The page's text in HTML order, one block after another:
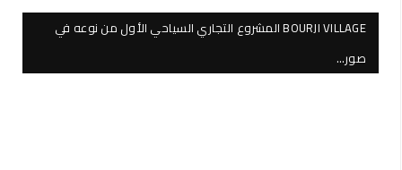
BOURJI VILLAGE المشروع التجاري السياحي الأول من نوعه في
صور…